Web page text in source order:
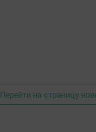
Перейти на страницу